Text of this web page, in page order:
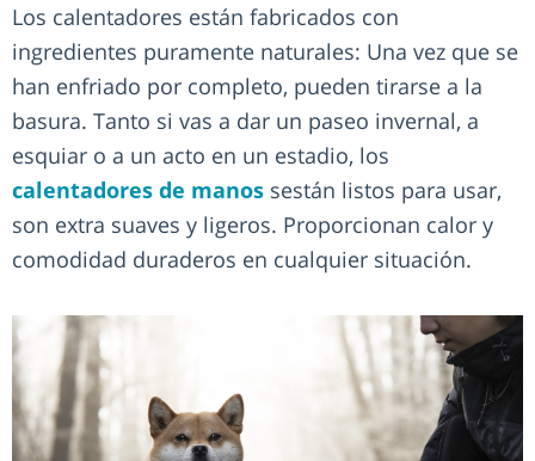
Los calentadores están fabricados con
ingredientes puramente naturales: Una vez que se
han enfriado por completo, pueden tirarse a la
basura. Tanto si vas a dar un paseo invernal, a
esquiar o a un acto en un estadio, los
calentadores de manos sestán listos para usar,
son extra suaves y ligeros. Proporcionan calor y
comodidad duraderos en cualquier situación.